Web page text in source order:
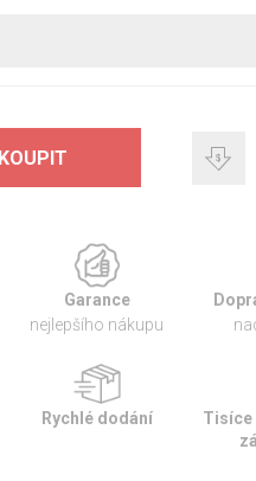
KOUPIT
Garance
nejlepšího nákupu
Rychlé dodání
Tisíce